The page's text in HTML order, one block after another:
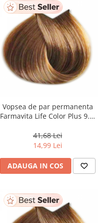
Vopsea de par permanenta
Farmavita Life Color Plus 9.3,
ml
41,68 Lei
14,99 Lei
ADAUGA IN COS